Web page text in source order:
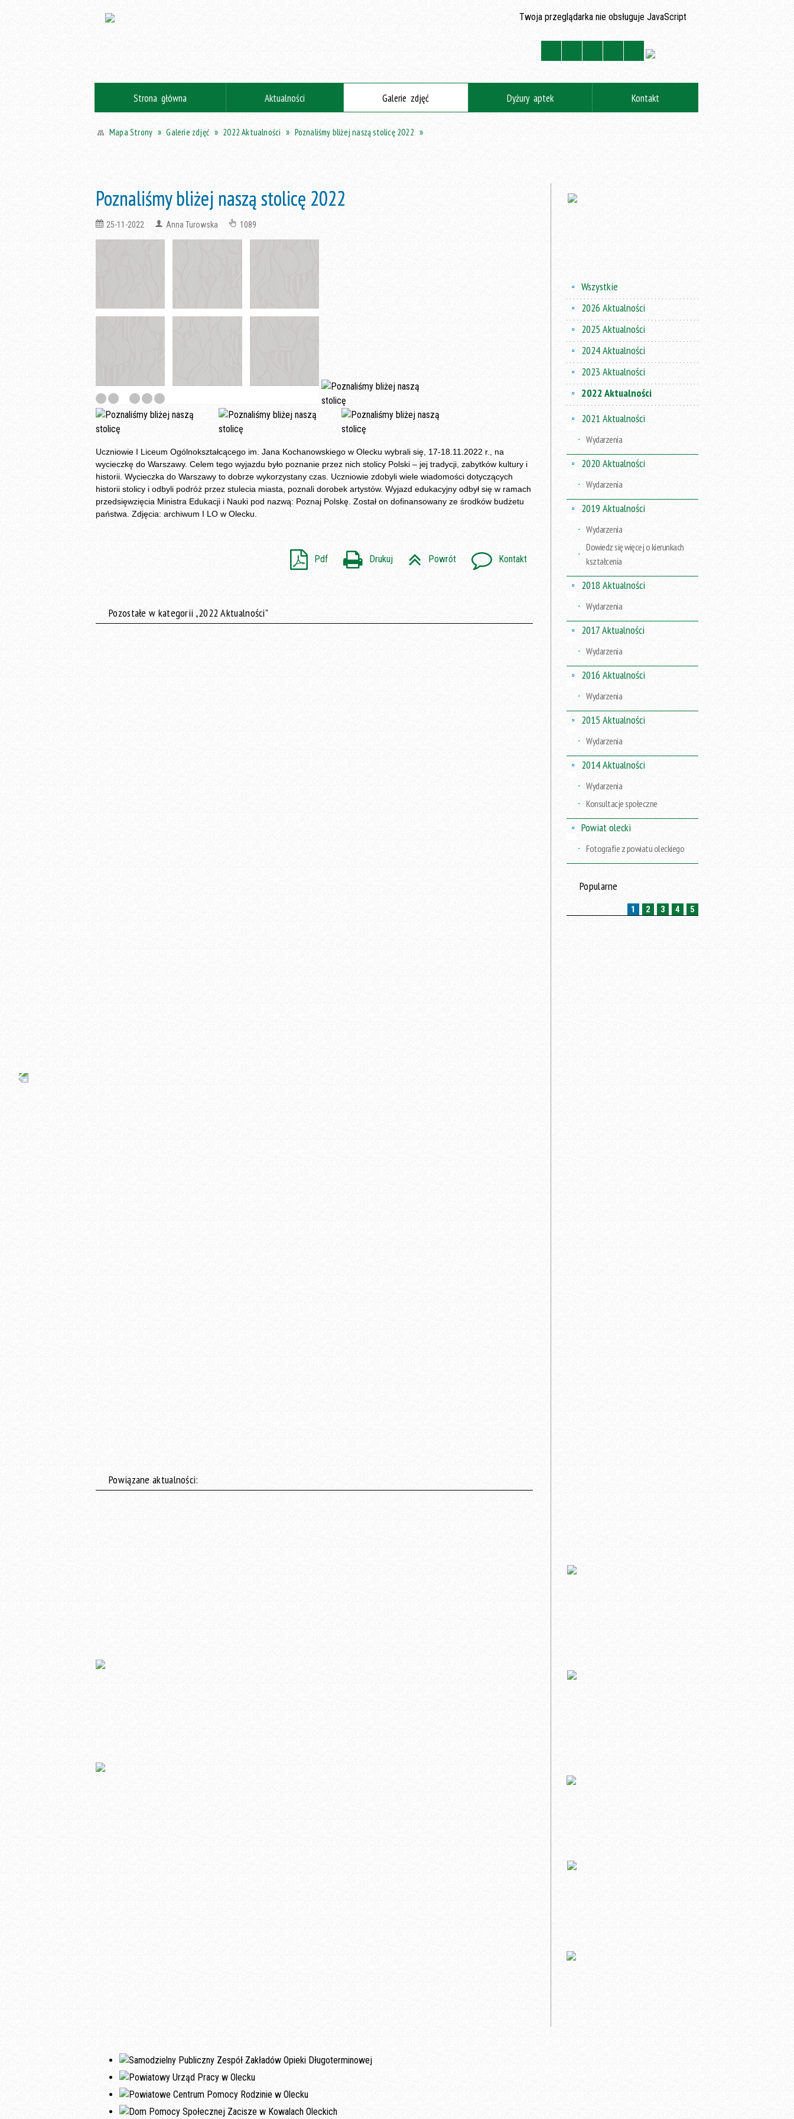
Twoja przeglądarka nie obsługuje JavaScript
Strona główna Aktualności Galerie zdjęć Dyżury aptek Kontakt
Mapa Strony Galerie zdjęć 2022 Aktualności Poznaliśmy bliżej naszą stolicę 2022
Poznaliśmy bliżej naszą stolicę 2022
25-11-2022 Anna Turowska 1089
Uczniowie I Liceum Ogólnokształcącego im. Jana Kochanowskiego w Olecku wybrali się, 17-18.11.2022 r., na
wycieczkę do Warszawy. Celem tego wyjazdu było poznanie przez nich stolicy Polski – jej tradycji, zabytków kultury i
historii. Wycieczka do Warszawy to dobrze wykorzystany czas. Uczniowie zdobyli wiele wiadomości dotyczących
historii stolicy i odbyli podróż przez stulecia miasta, poznali dorobek artystów. Wyjazd edukacyjny odbył się w ramach
przedsięwzięcia Ministra Edukacji i Nauki pod nazwą: Poznaj Polskę. Został on dofinansowany ze środków budżetu
państwa. Zdjęcia: archiwum I LO w Olecku.
Pdf Drukuj Powrót Kontakt
Pozostałe w kategorii „2022 Aktualności”
Powiązane aktualności:
Wszystkie
2026 Aktualności
2025 Aktualności
2024 Aktualności
2023 Aktualności
2022 Aktualności
2021 Aktualności
Wydarzenia
2020 Aktualności
Wydarzenia
2019 Aktualności
Wydarzenia
Dowiedz się więcej o kierunkach
kształcenia
2018 Aktualności
Wydarzenia
2017 Aktualności
Wydarzenia
2016 Aktualności
Wydarzenia
2015 Aktualności
Wydarzenia
2014 Aktualności
Wydarzenia
Konsultacje społeczne
Powiat olecki
Fotografie z powiatu oleckiego
Popularne
1 2 3 4 5